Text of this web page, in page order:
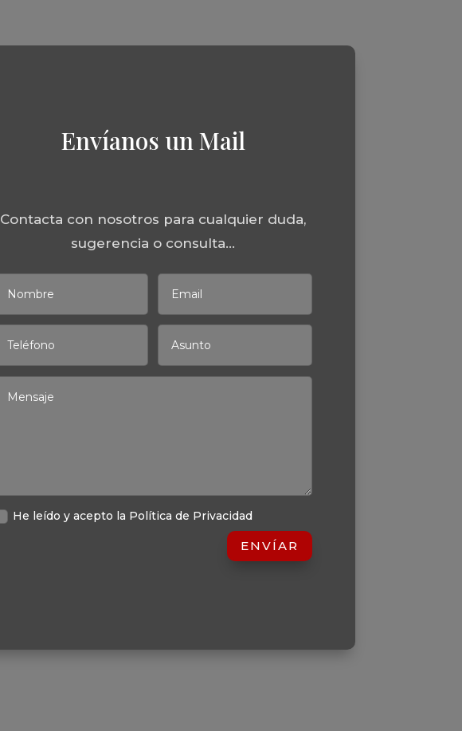
Envíanos un Mail
Contacta con nosotros para cualquier duda,
sugerencia o consulta...
He leído y acepto la Política de Privacidad
ENVÍAR